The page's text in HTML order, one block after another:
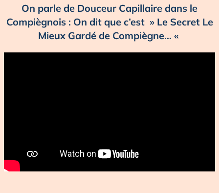
On parle de Douceur Capillaire dans le
Compiègnois : On dit que c’est » Le Secret Le
Mieux Gardé de Compiègne… «